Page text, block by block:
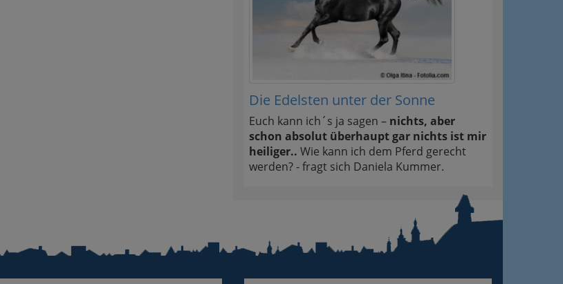
Die Edelsten unter der Sonne
Euch kann ich´s ja sagen – nichts, aber
schon absolut überhaupt gar nichts ist mir
heiliger.. Wie kann ich dem Pferd gerecht
werden? - fragt sich Daniela Kummer.